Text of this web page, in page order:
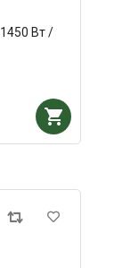
Вт /